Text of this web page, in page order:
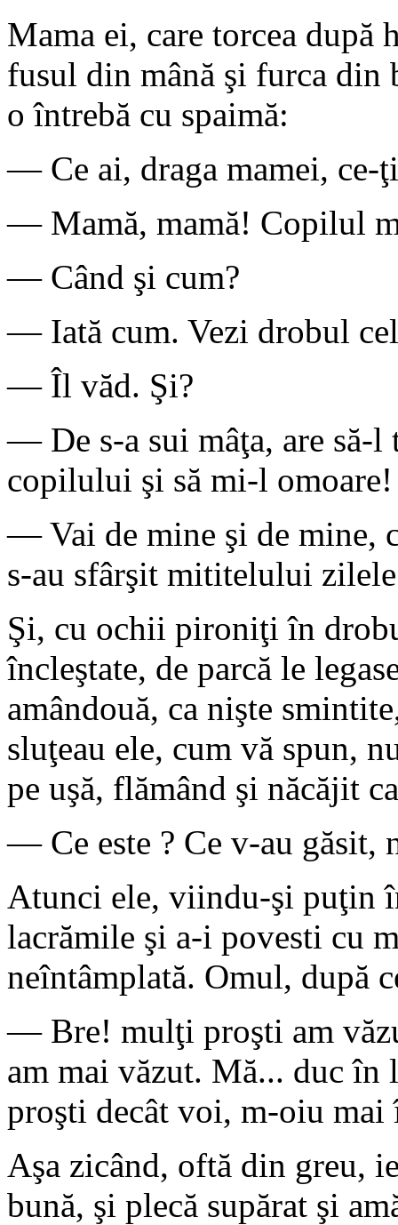
Mama ei, care torcea după
fusul din mână şi furca din
o întrebă cu spaimă:
— Ce ai, draga mamei, ce-
— Mamă, mamă! Copilul
— Când şi cum?
— Iată cum. Vezi drobul cel
— Îl văd. Şi?
— De s-a sui mâţa, are să-l
copilului şi să mi-l omoare!
— Vai de mine şi de mine,
s-au sfârşit mititelului
Şi, cu ochii pironiţi în
încleştate, de parcă le
amândouă, ca nişte
sluţeau ele, cum vă spun,
pe uşă, flămând şi năcăjit
— Ce este ? Ce v-au găsit,
Atunci ele, viindu-şi puţin
lacrămile şi a-i povesti cu
neîntâmplată. Omul, după
— Bre! mulţi proşti am
am mai văzut. Mă... duc în
proşti decât voi, m-oiu mai
Aşa zicând, oftă din greu,
bună, şi plecă supărat şi